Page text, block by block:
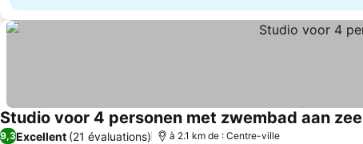
Studio voor 4 personen met zwembad aan zee
9,3Excellent (21 évaluations) à 2.1 km de : Centre-ville